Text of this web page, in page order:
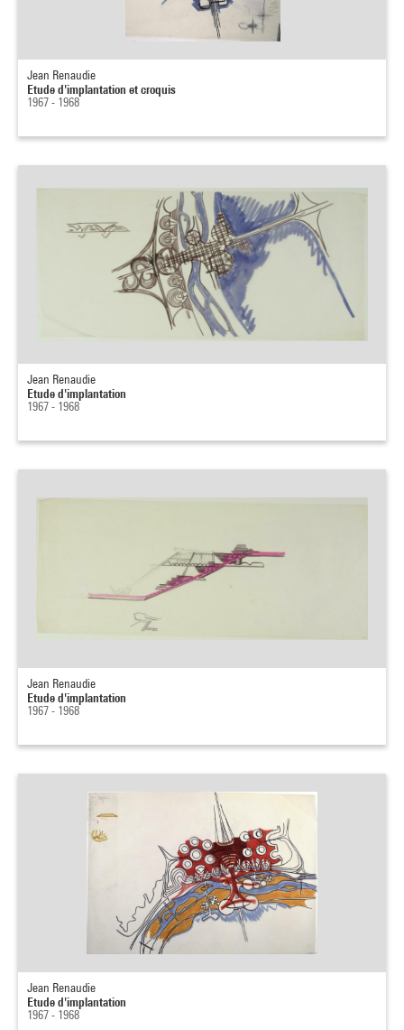
Jean Renaudie
Etude d'implantation et croquis
1967 - 1968
Jean Renaudie
Etude d'implantation
1967 - 1968
Jean Renaudie
Etude d'implantation
1967 - 1968
Jean Renaudie
Etude d'implantation
1967 - 1968